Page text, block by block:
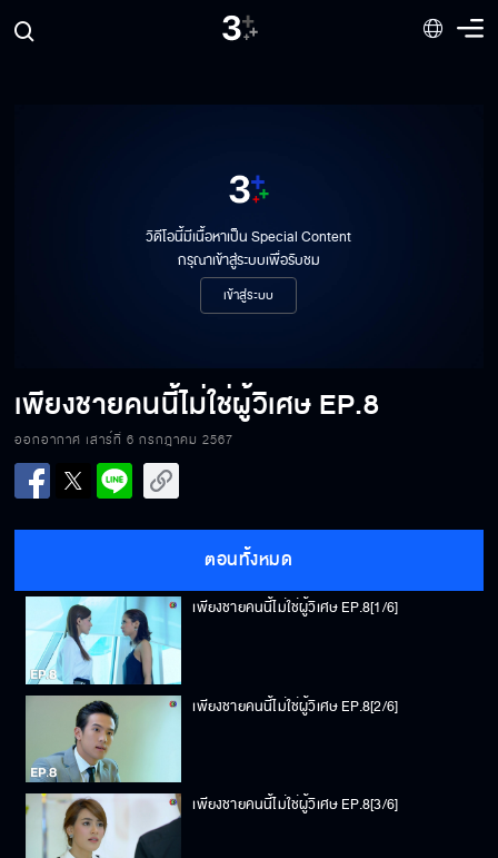
วิดีโอนี้มีเนื้อหาเป็น Special Content
กรุณาเข้าสู่ระบบเพื่อรับชม
เข้าสู่ระบบ
เพียงชายคนนี้ไม่ใช่ผู้วิเศษEP.8
ออกอากาศ เสาร์ที่ 6 กรกฎาคม 2567
ตอนทั้งหมด
เพียงชายคนนี้ไม่ใช่ผู้วิเศษ EP.8[1/6]
เพียงชายคนนี้ไม่ใช่ผู้วิเศษ EP.8[2/6]
เพียงชายคนนี้ไม่ใช่ผู้วิเศษ EP.8[3/6]